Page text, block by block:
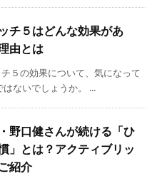
チ５はどんな効果があ
由とは
５の効果について、気になって
ないでしょうか。 ...
野口健さんが続ける「ひ
」とは？アクティブリッ
紹介